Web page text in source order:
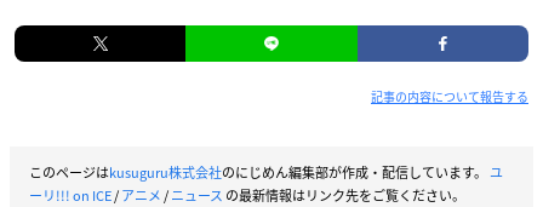
記事の内容について報告する
このページはkusuguru株式会社のにじめん編集部が作成・配信しています。 ユ
ーリ!!! on ICE/アニメ/ニュース の最新情報はリンク先をご覧ください。